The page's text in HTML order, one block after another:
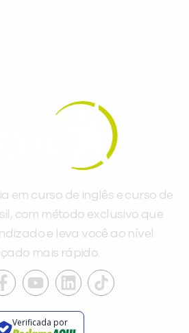
em curso de inglês e curso de
com método exclusivo que
e leva você ao nível
mais rápido.
Verificada por